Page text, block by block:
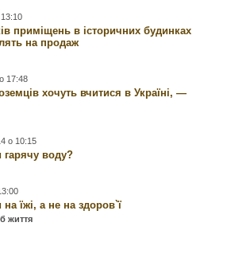
приміщень в історичних будинках
на продаж
17:48
хочуть вчитися в Україні, —
о 10:15
воду?
їжі, а не на здоров`ї
життя